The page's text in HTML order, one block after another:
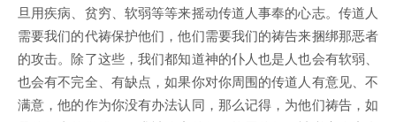
旦用疾病、贫穷、软弱等等来摇动传道人事奉的心志。传道人
需要我们的代祷保护他们，他们需要我们的祷告来捆绑那恶者
的攻击。除了这些，我们都知道神的仆人也是人也会有软弱、
也会有不完全、有缺点，如果你对你周围的传道人有意见、不
满意，他的作为你没有办法认同，那么记得，为他们祷告，如